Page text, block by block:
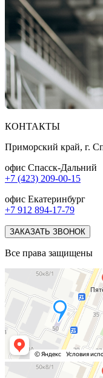
КОНТАКТЫ
Приморский край, г.
офис Спасск-Дальний
+7 (423) 209-00-15
офис Екатеринбург
+7 912 894-17-79
ЗАКАЗАТЬ ЗВОНОК
Все права защищены